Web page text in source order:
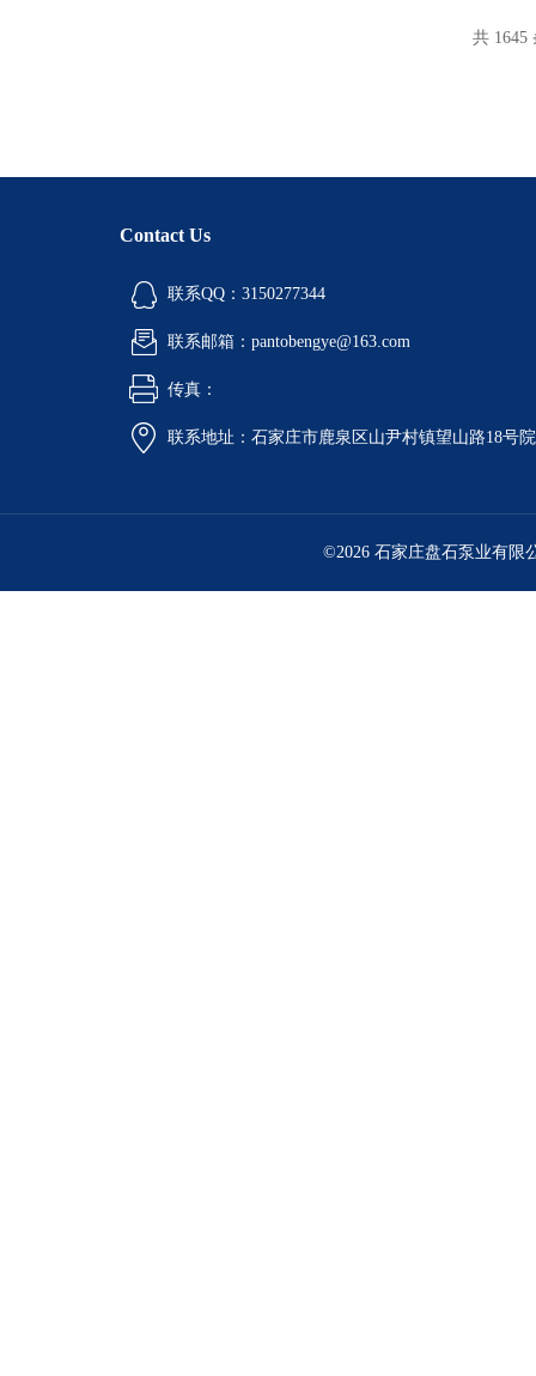
共 1645
Contact Us
联系QQ：3150277344
联系邮箱：pantobengye@163.com
传真：
联系地址：石家庄市鹿泉区山尹村镇望山路18号
©2026 石家庄盘石泵业有限